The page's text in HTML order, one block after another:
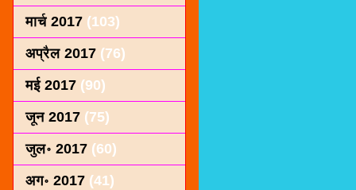
मार्च 2017 (103)
अप्रैल 2017 (76)
मई 2017 (90)
जून 2017 (75)
जुल॰ 2017 (60)
अग॰ 2017 (41)